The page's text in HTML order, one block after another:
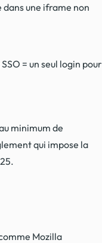
une iframe non
= un seul login pour
minimum de
qui impose la
Mozilla